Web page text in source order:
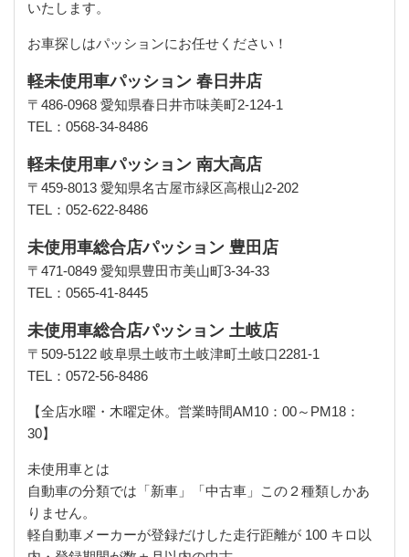
いたします。
お車探しはパッションにお任せください！
軽未使用車パッション 春日井店
〒486-0968 愛知県春日井市味美町2-124-1
TEL：0568-34-8486
軽未使用車パッション 南大高店
〒459-8013 愛知県名古屋市緑区高根山2-202
TEL：052-622-8486
未使用車総合店パッション 豊田店
〒471-0849 愛知県豊田市美山町3-34-33
TEL：0565-41-8445
未使用車総合店パッション 土岐店
〒509-5122 岐阜県土岐市土岐津町土岐口2281-1
TEL：0572-56-8486
【全店水曜・木曜定休。営業時間AM10：00～PM18：
30】
未使用車とは
自動車の分類では「新車」「中古車」この２種類しかあ
りません。
軽自動車メーカーが登録だけした走行距離が 100 キロ以